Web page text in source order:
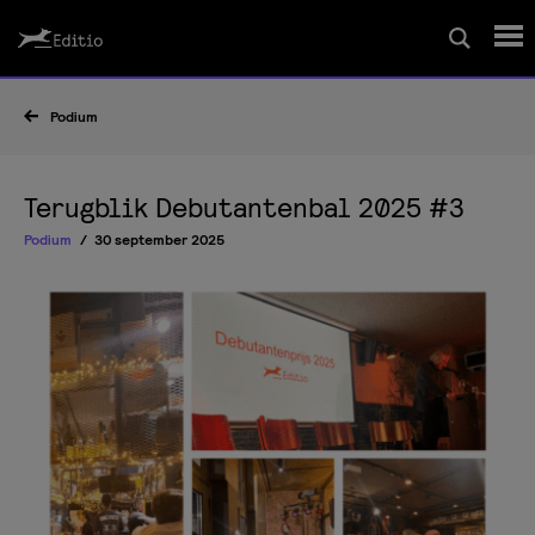
Magazine
Editio Producties
Mijn Editio
Podium
Terugblik Debutantenbal 2025 #3
Podium 30 september 2025